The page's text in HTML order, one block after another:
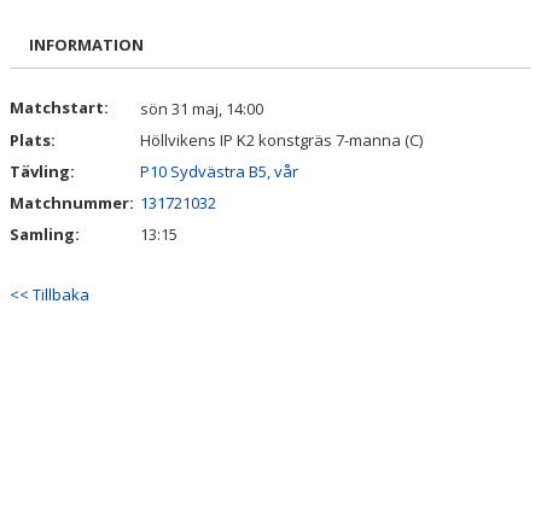
MATCHER
OLYCKA
DOKUMENT
TRYGG IDROTT
INFORMATION
Matchstart:
sön 31 maj, 14:00
Plats:
Höllvikens IP K2 konstgräs 7-manna (C)
Tävling:
P10 Sydvästra B5, vår
Matchnummer: 131721032
Samling:
13:15
<< Tillbaka